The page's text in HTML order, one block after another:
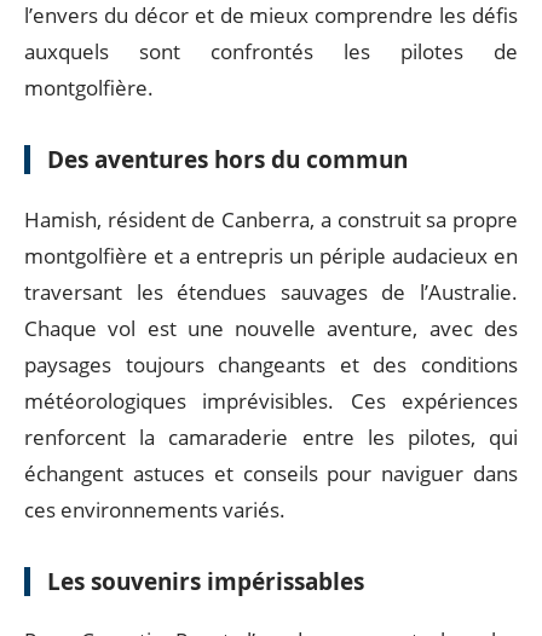
l’envers du décor et de mieux comprendre les défis
auxquels sont confrontés les pilotes de
montgolfière.
Des aventures hors du commun
Hamish, résident de Canberra, a construit sa propre
montgolfière et a entrepris un périple audacieux en
traversant les étendues sauvages de l’Australie.
Chaque vol est une nouvelle aventure, avec des
paysages toujours changeants et des conditions
météorologiques imprévisibles. Ces expériences
renforcent la camaraderie entre les pilotes, qui
échangent astuces et conseils pour naviguer dans
ces environnements variés.
Les souvenirs impérissables